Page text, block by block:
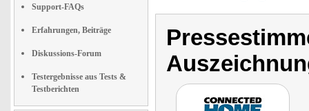
Support-FAQs
Erfahrungen, Beiträge
Diskussions-Forum
Testergebnisse aus Tests &
Testberichten